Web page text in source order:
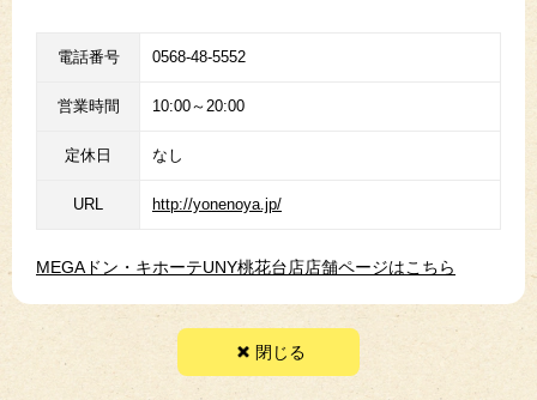
電話番号 0568-48-5552
営業時間 10:00～20:00
定休日 なし
URL http://yonenoya.jp/
MEGAドン・キホーテUNY桃花台店店舗ページはこちら
閉じる